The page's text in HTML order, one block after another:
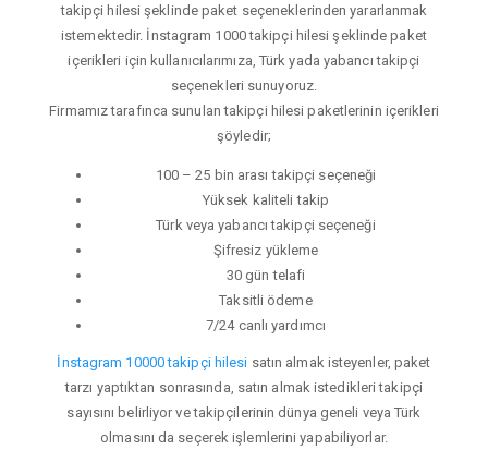
takipçi hilesi şeklinde paket seçeneklerinden yararlanmak
istemektedir. İnstagram 1000 takipçi hilesi şeklinde paket
içerikleri için kullanıcılarımıza, Türk yada yabancı takipçi
seçenekleri sunuyoruz.
Firmamız tarafınca sunulan takipçi hilesi paketlerinin içerikleri
şöyledir;
100 – 25 bin arası takipçi seçeneği
Yüksek kaliteli takip
Türk veya yabancı takipçi seçeneği
Şifresiz yükleme
30 gün telafi
Taksitli ödeme
7/24 canlı yardımcı
İnstagram 10000 takipçi hilesi satın almak isteyenler, paket
tarzı yaptıktan sonrasında, satın almak istedikleri takipçi
sayısını belirliyor ve takipçilerinin dünya geneli veya Türk
olmasını da seçerek işlemlerini yapabiliyorlar.